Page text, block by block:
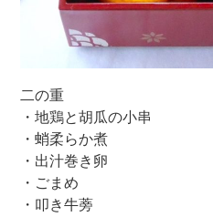
二の重
・地鶏と胡瓜の小串
・蛸柔らか煮
・出汁巻き卵
・ごまめ
・叩き牛蒡